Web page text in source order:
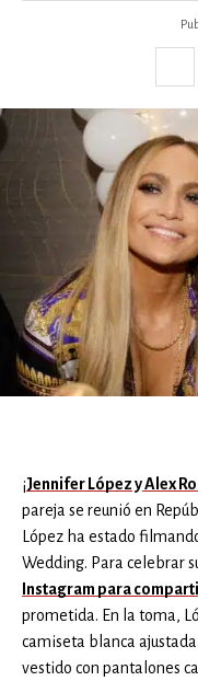
¡Jennifer LópezyAlex
pareja se reunió en
López ha estado
Wedding. Para celebrar
Instagram para
prometida. En la toma,
camiseta blanca
vestido con pantalones